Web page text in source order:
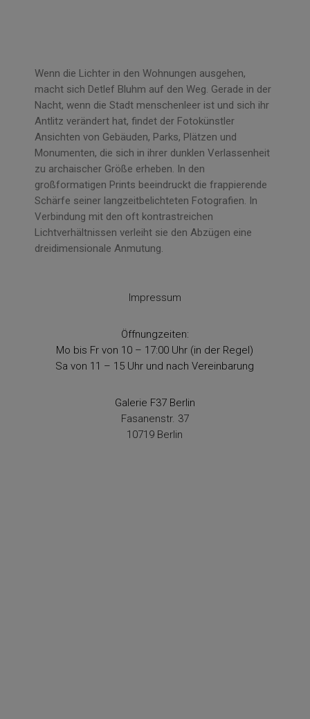
Wenn die Lichter in den Wohnungen ausgehen,
macht sich Detlef Bluhm auf den Weg. Gerade in der
Nacht, wenn die Stadt menschenleer ist und sich ihr
Antlitz verändert hat, findet der Fotokünstler
Ansichten von Gebäuden, Parks, Plätzen und
Monumenten, die sich in ihrer dunklen Verlassenheit
zu archaischer Größe erheben. In den
großformatigen Prints beeindruckt die frappierende
Schärfe seiner langzeitbelichteten Fotografien. In
Verbindung mit den oft kontrastreichen
Lichtverhältnissen verleiht sie den Abzügen eine
dreidimensionale Anmutung.
Impressum
Öffnungzeiten:
Mo bis Fr von 10 – 17:00 Uhr (in der Regel)
Sa von 11 – 15 Uhr und nach Vereinbarung
Galerie F37 Berlin
Fasanenstr. 37
10719 Berlin